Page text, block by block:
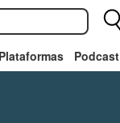
Plataformas Podcast